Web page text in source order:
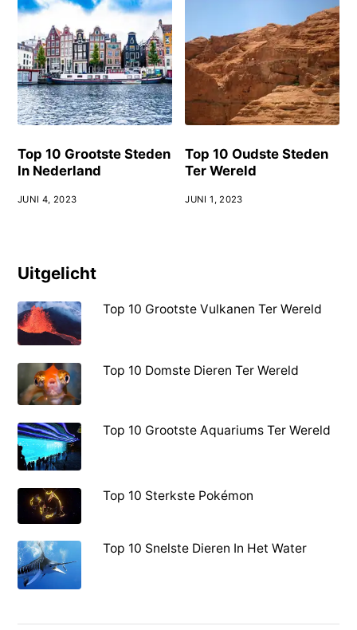
Top 10 Grootste Steden
In Nederland
JUNI 4, 2023
Top 10 Oudste Steden
Ter Wereld
JUNI 1, 2023
Uitgelicht
Top 10 Grootste Vulkanen Ter Wereld
Top 10 Domste Dieren Ter Wereld
Top 10 Grootste Aquariums Ter Wereld
Top 10 Sterkste Pokémon
Top 10 Snelste Dieren In Het Water